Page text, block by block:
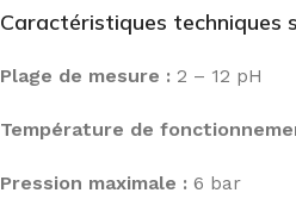
Caractéristiques techniques
Plage de mesure : 2 – 12 pH
Température de
Pression maximale : 6 bar